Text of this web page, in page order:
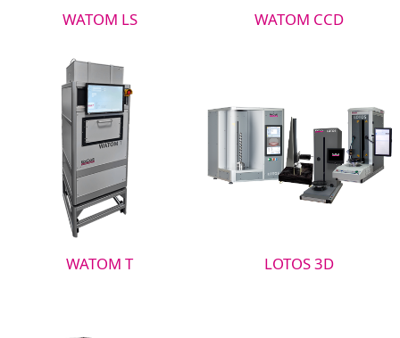
WATOM LS WATOM CCD
WATOM T LOTOS 3D